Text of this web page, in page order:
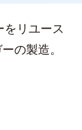
をリユース
の製造。